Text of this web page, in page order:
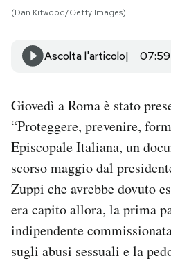
AREA PERSONALE
Area Personale
Newsletter
Notifiche mobile
Regala il Post
Hai bisogno di aiuto?
Esci
(Dan Kitwood/Getty Images)
Ascolta l'articolo 07:59
Giovedì a Roma è stato
“Proteggere, prevenire,
Episcopale Italiana, un
scorso maggio dal
Zuppi che avrebbe dovuto
era capito allora, la prima
indipendente
sugli abusi sessuali e la